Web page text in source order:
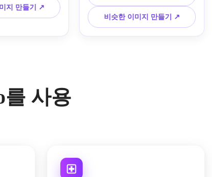
리소스 팩 컨셉
16x16에서 영감
추가하세요.
지 만들기 ↗
한 낮은 조명, 거친 표면 질감, 매
끄러운 타일 디자인, 불길한 분위
기, 네더 또는 던전 빌드에 대한 극
적인 리소스 팩 룩을 추가하세요.
비슷한 이미지 만들기 ↗
사용